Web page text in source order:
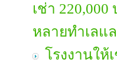
เช่า
หลายทำเลแ
โรงงานให้